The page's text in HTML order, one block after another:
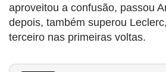
aproveitou a confusão, passou
depois, também superou
terceiro nas primeiras voltas.